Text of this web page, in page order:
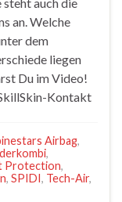
an. Welche
dem
liegen
Du im Video!
Kontakt
Airbag,
,
Protection,
, SPIDI, Tech-Air,